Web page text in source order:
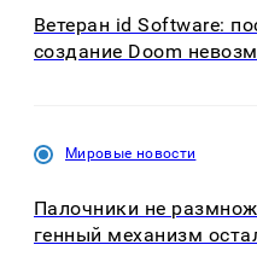
Ветеран id Software:
создание Doom
Мировые новости
Палочники не
генный механизм